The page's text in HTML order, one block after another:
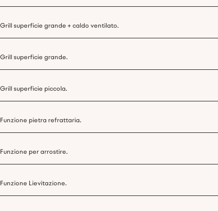
Grill superficie grande + caldo ventilato.
Grill superficie grande.
Grill superficie piccola.
Funzione pietra refrattaria.
Funzione per arrostire.
Funzione Lievitazione.